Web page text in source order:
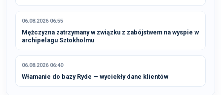
06.08.2026 06:55
Mężczyzna zatrzymany w związku z zabójstwem na wyspie w
archipelagu Sztokholmu
06.08.2026 06:40
Włamanie do bazy Ryde — wyciekły dane klientów